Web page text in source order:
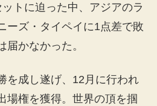
トに迫った中、アジアのラ
ーズ・タイペイに1点差で敗
届かなかった。
を成し遂げ、12月に行われ
場権を獲得。世界の頂を掴